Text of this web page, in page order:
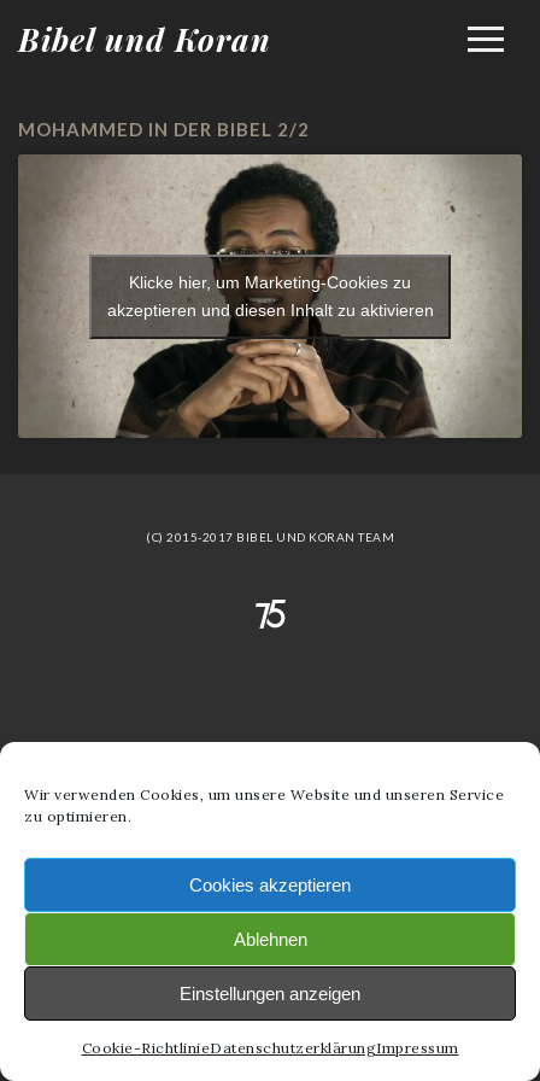
Wir verwenden Cookies, um unsere Website und unseren Service
zu optimieren.
Cookies akzeptieren
Ablehnen
Einstellungen anzeigen
Cookie-RichtlinieDatenschutzerklärungImpressum
Bibel und Koran
MOHAMMED IN DER BIBEL 2/2
Klicke hier, um Marketing-Cookies zu
akzeptieren und diesen Inhalt zu aktivieren
(C) 2015-2017 BIBEL UND KORAN TEAM